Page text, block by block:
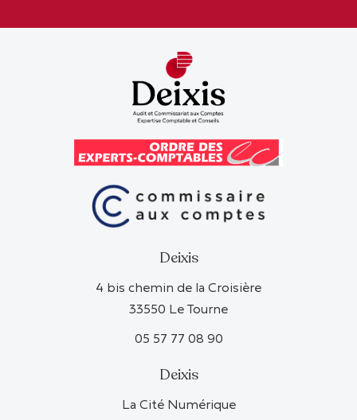
Deixis
4 bis chemin de la Croisière
33550 Le Tourne
05 57 77 08 90
Deixis
La Cité Numérique